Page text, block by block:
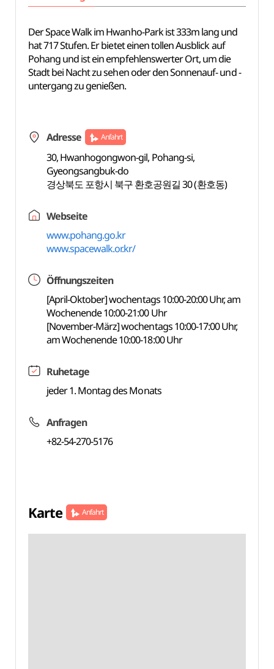
Der Space Walk im Hwanho-Park ist 333m lang und
hat 717 Stufen. Er bietet einen tollen Ausblick auf
Pohang und ist ein empfehlenswerter Ort, um die
Stadt bei Nacht zu sehen oder den Sonnenauf- und -
untergang zu genießen.
Adresse Anfahrt
30, Hwanhogongwon-gil, Pohang-si,
Gyeongsangbuk-do
경상북도 포항시 북구 환호공원길 30 (환호동)
Webseite
www.pohang.go.kr
www.spacewalk.or.kr/
Öffnungszeiten
[April-Oktober] wochentags 10:00-20:00 Uhr, am
Wochenende 10:00-21:00 Uhr
[November-März] wochentags 10:00-17:00 Uhr,
am Wochenende 10:00-18:00 Uhr
Ruhetage
jeder 1. Montag des Monats
Anfragen
+82-54-270-5176
Karte Anfahrt